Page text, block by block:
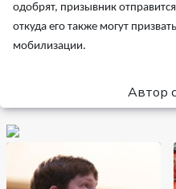
одобрят, призывник
откуда его также могут
мобилизации.
Автор